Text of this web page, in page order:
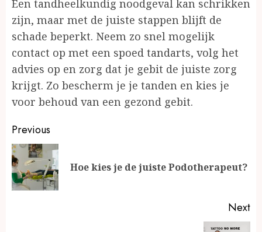
Een tandheelkundig noodgeval kan schrikken
zijn, maar met de juiste stappen blijft de
schade beperkt. Neem zo snel mogelijk
contact op met een spoed tandarts, volg het
advies op en zorg dat je gebit de juiste zorg
krijgt. Zo bescherm je je tanden en kies je
voor behoud van een gezond gebit.
Continue
Reading
Previous
Hoe kies je de juiste Podotherapeut?
Next